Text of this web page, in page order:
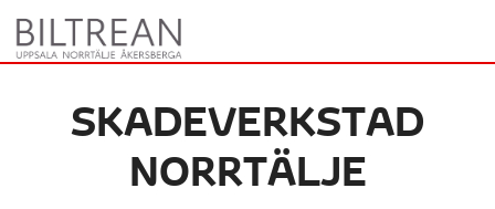
SKADEVERKSTAD
NORRTÄLJE